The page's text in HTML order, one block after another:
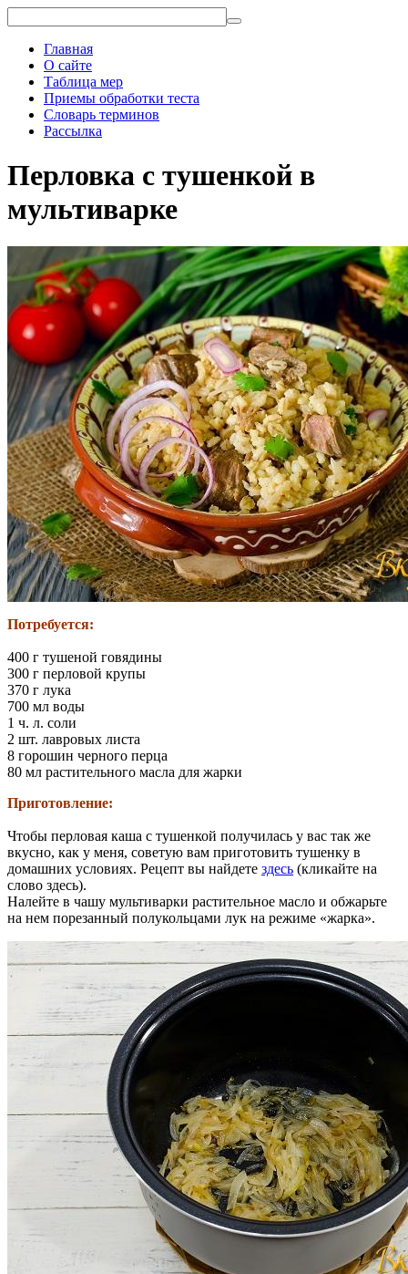
Главная
О сайте
Таблица мер
Приемы обработки теста
Словарь терминов
Рассылка
Перловка с тушенкой в
мультиварке
Потребуется:
400 г тушеной говядины
300 г перловой крупы
370 г лука
700 мл воды
1 ч. л. соли
2 шт. лавровых листа
8 горошин черного перца
80 мл растительного масла для жарки
Приготовление:
Чтобы перловая каша с тушенкой получилась у вас так же
вкусно, как у меня, советую вам приготовить тушенку в
домашних условиях. Рецепт вы найдете здесь (кликайте на
слово здесь).
Налейте в чашу мультиварки растительное масло и обжарьте
на нем порезанный полукольцами лук на режиме «жарка».